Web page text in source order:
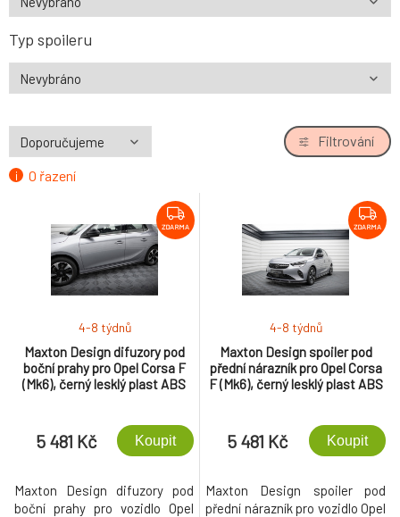
Typ spoileru
O řazení
Filtrování
ZDARMA
Maxton Design difuzory pod
boční prahy pro Opel Corsa F
(Mk6), černý lesklý plast ABS
4-8 týdnů
5 481 Kč Koupit
Maxton Design difuzory pod
boční prahy pro vozidlo Opel
ZDARMA
Maxton Design spoiler pod
přední nárazník pro Opel Corsa
F (Mk6), černý lesklý plast ABS
4-8 týdnů
5 481 Kč Koupit
Maxton Design spoiler pod
přední nárazník pro vozidlo Opel